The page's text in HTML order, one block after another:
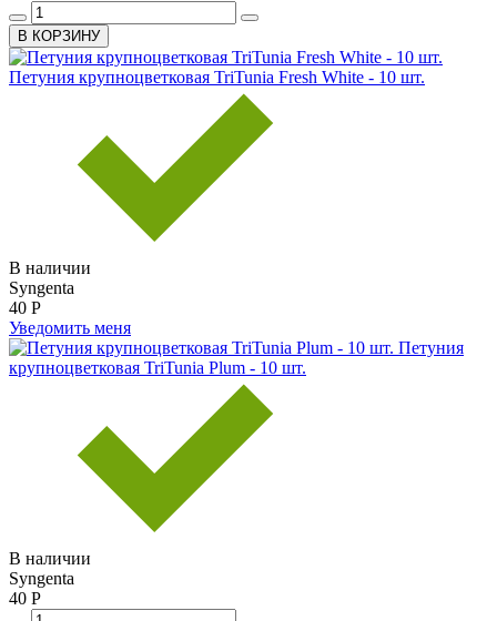
В КОРЗИНУ
Петуния крупноцветковая TriTunia Fresh White - 10 шт.
В наличии
Syngenta
40 Р
Уведомить меня
Петуния
крупноцветковая TriTunia Plum - 10 шт.
В наличии
Syngenta
40 Р